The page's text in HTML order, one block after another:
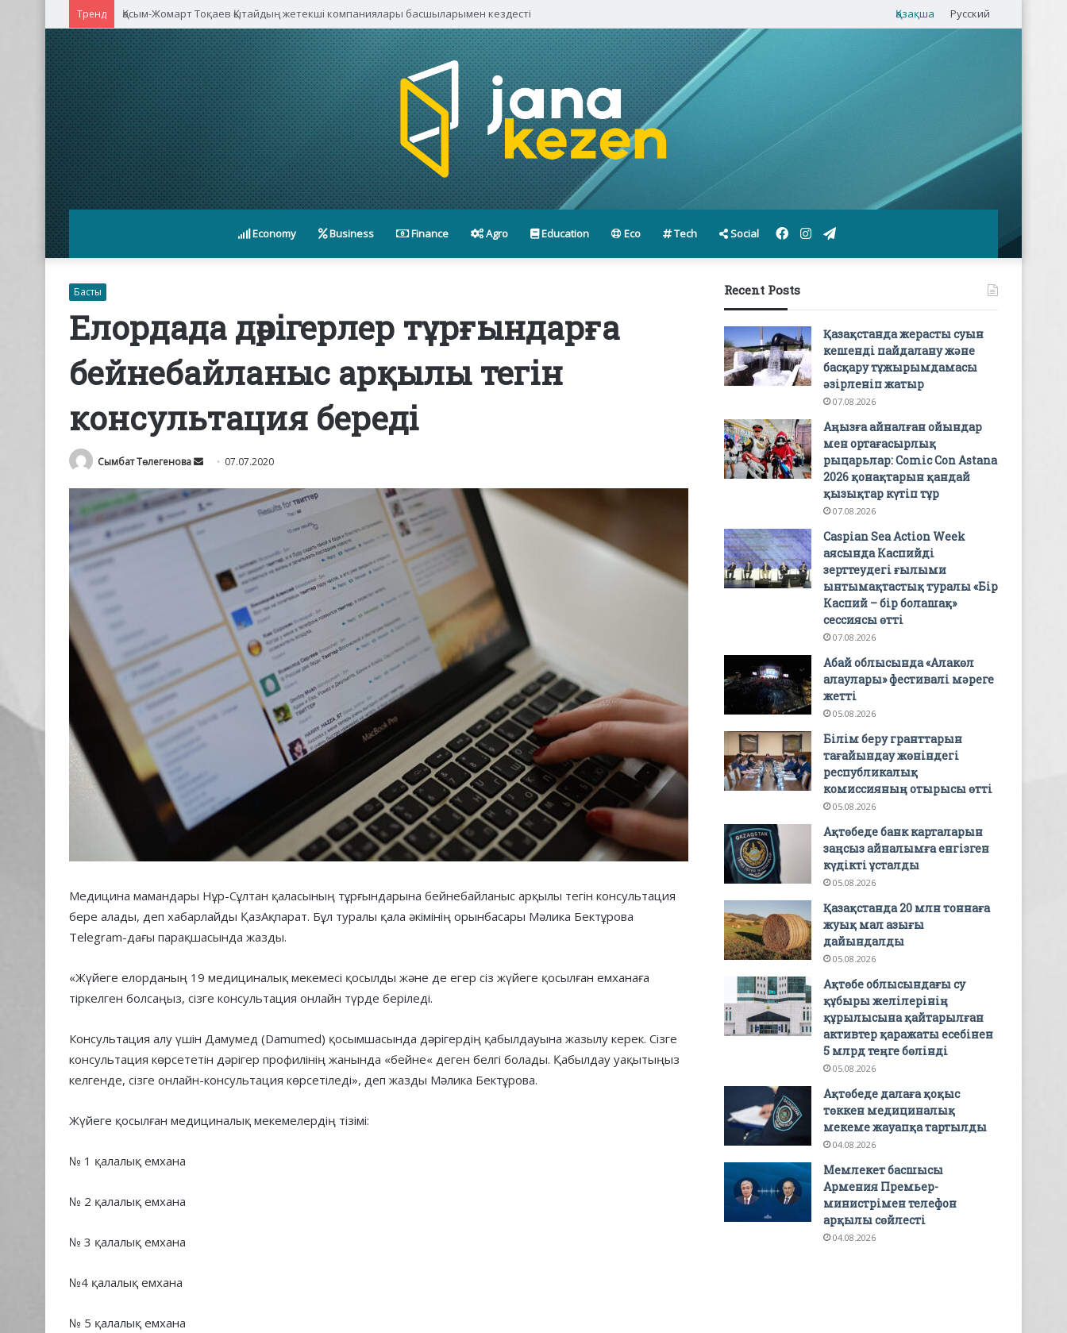
Тренд Қасым-Жомарт Тоқаев Қытайдың жетекші компаниялары басшыларымен кездесті Қазақша Русский
Economy Business Finance Agro Education Eco Tech Social Telegram
Instagram
Facebook
Басты
Елордада дәрігерлер тұрғындарға
бейнебайланыс арқылы тегін
консультация береді
Сымбат Төлегенова
Send
email
07.07.2020
Медицина мамандары Нұр-Сұлтан қаласының тұрғындарына бейнебайланыс арқылы тегін консультация
бере алады, деп хабарлайды ҚазАқпарат. Бұл туралы қала әкімінің орынбасары Мәлика Бектұрова
Telegram-дағы парақшасында жазды.
«Жүйеге елорданың 19 медициналық мекемесі қосылды және де егер сіз жүйеге қосылған емханаға
тіркелген болсаңыз, сізге консультация онлайн түрде беріледі.
Консультация алу үшін Дамумед (Damumed) қосымшасында дәрігердің қабылдауына жазылу керек. Сізге
консультация көрсететін дәрігер профилінің жанында «бейне« деген белгі болады. Қабылдау уақытыңыз
келгенде, сізге онлайн-консультация көрсетіледі», деп жазды Мәлика Бектұрова.
Жүйеге қосылған медициналық мекемелердің тізімі:
№ 1 қалалық емхана
№ 2 қалалық емхана
№ 3 қалалық емхана
№4 қалалық емхана
№ 5 қалалық емхана
Recent Posts
Қазақстанда жерасты суын
кешенді пайдалану және
басқару тұжырымдамасы
әзірленіп жатыр
07.08.2026
Аңызға айналған ойындар
мен ортағасырлық
рыцарьлар: Comic Con Astana
2026 қонақтарын қандай
қызықтар күтіп тұр
07.08.2026
Caspian Sea Action Week
аясында Каспийді
зерттеудегі ғылыми
ынтымақтастық туралы «Бір
Каспий – бір болашақ»
сессиясы өтті
07.08.2026
Абай облысында «Алакөл
алаулары» фестивалі мәреге
жетті
05.08.2026
Білім беру гранттарын
тағайындау жөніндегі
республикалық
комиссияның отырысы өтті
05.08.2026
Ақтөбеде банк карталарын
заңсыз айналымға енгізген
күдікті ұсталды
05.08.2026
Қазақстанда 20 млн тоннаға
жуық мал азығы
дайындалды
05.08.2026
Ақтөбе облысындағы су
құбыры желілерінің
құрылысына қайтарылған
активтер қаражаты есебінен
5 млрд теңге бөлінді
05.08.2026
Ақтөбеде далаға қоқыс
төккен медициналық
мекеме жауапқа тартылды
04.08.2026
Мемлекет басшысы
Армения Премьер-
министрімен телефон
арқылы сөйлесті
04.08.2026